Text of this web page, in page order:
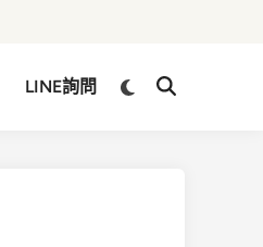
LINE詢問
Switch
Open